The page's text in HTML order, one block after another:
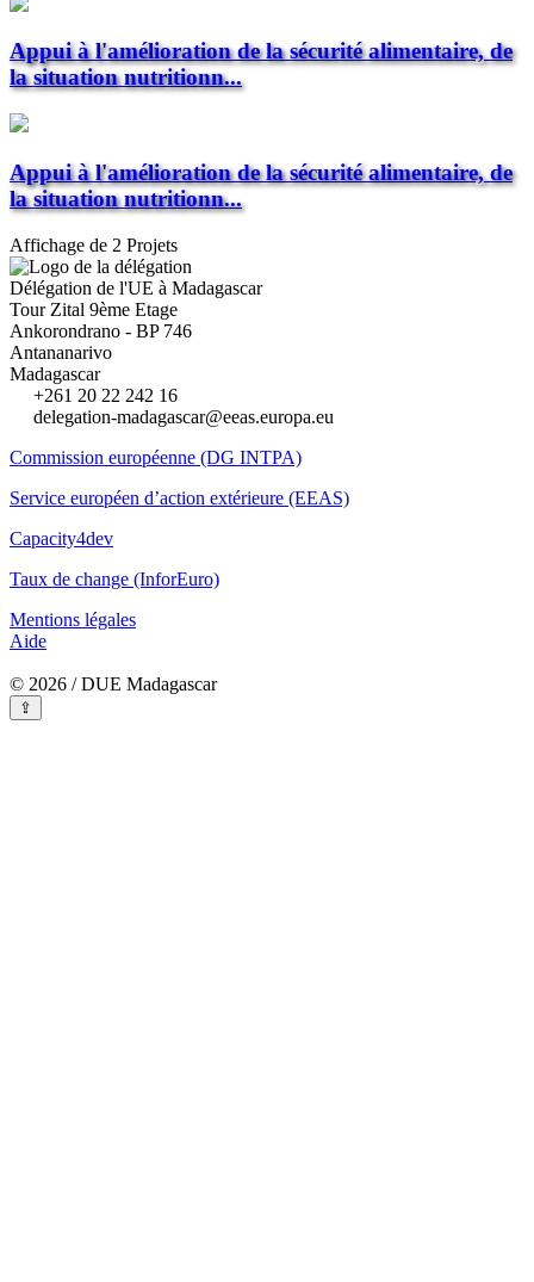
Appui à l'amélioration de la sécurité alimentaire, de
la situation nutritionn...
Appui à l'amélioration de la sécurité alimentaire, de
la situation nutritionn...
Affichage de 2 Projets
Délégation de l'UE à Madagascar
Tour Zital 9ème Etage
Ankorondrano - BP 746
Antananarivo
Madagascar
+261 20 22 242 16
delegation-madagascar@eeas.europa.eu
Commission européenne (DG INTPA)
Service européen d’action extérieure (EEAS)
Capacity4dev
Taux de change (InforEuro)
Mentions légales
Aide
© 2026 / DUE Madagascar
⇪